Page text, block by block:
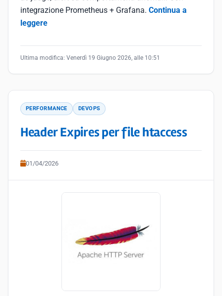
integrazione Prometheus + Grafana. Continua a
leggere
Ultima modifica: Venerdì 19 Giugno 2026, alle 10:51
PERFORMANCE DEVOPS
Header Expires per file htaccess
01/04/2026